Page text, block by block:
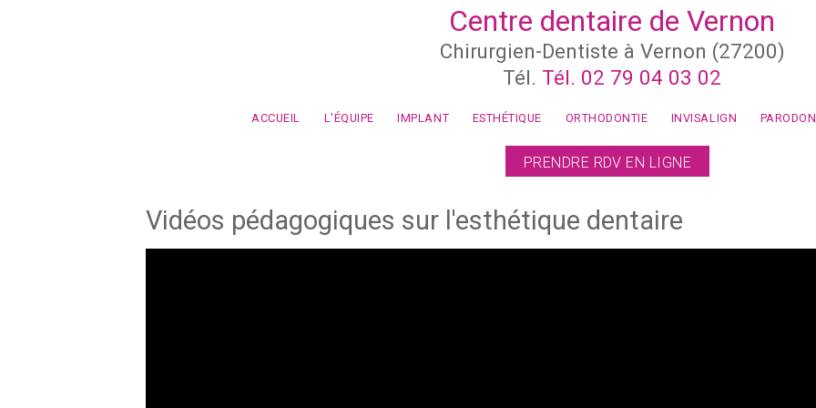
Centre dentaire de Vernon
Chirurgien-Dentiste à Vernon (27200)
Tél. Tél. 02 79 04 03 02
ACCUEIL L'ÉQUIPE IMPLANT ESTHÉTIQUE ORTHODONTIE INVISALIGN
PRENDRE RDV EN LIGNE
Vidéos pédagogiques sur l'esthétique dentaire